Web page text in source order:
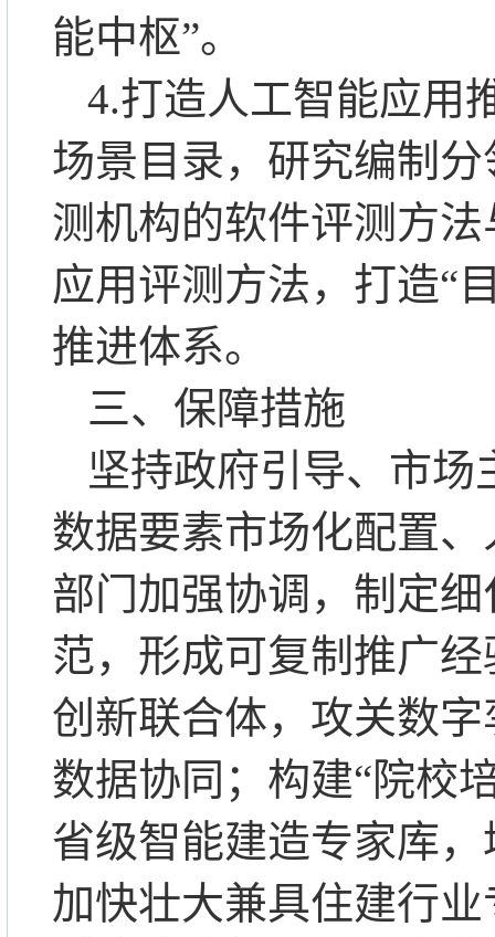
能中枢”。
4.打造人工智能应用
场景目录，研究编制
测机构的软件评测方
应用评测方法，打造“
推进体系。
三、保障措施
坚持政府引导、市
数据要素市场化配置
部门加强协调，制定
范，形成可复制推广
创新联合体，攻关数
数据协同；构建“院校
省级智能建造专家库
加快壮大兼具住建行